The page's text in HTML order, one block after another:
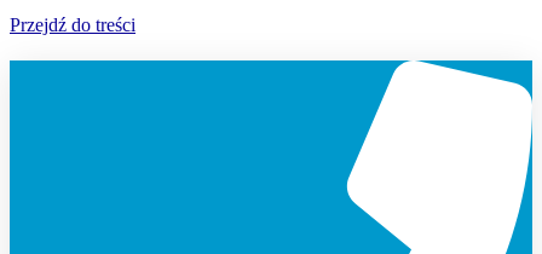
Przejdź do treści